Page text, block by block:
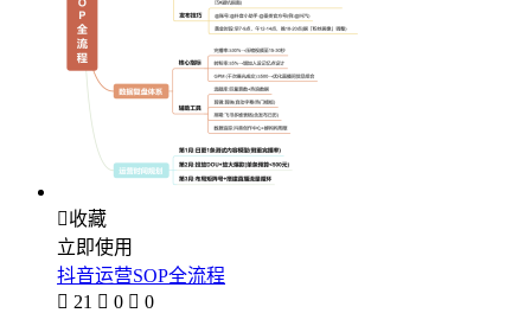
收藏
立即使用
抖音运营SOP全流程
 21  0  0